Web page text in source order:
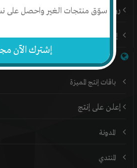
سوّق منتجات الغير واحصل على
إشترك الآن
رؤيتنا
إتصل بنا
روابط هامة
باقات إنتج المميزة
إعلن على إنتج
المدونة
المنتدي